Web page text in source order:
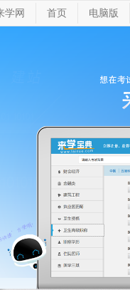
学网 首页 电脑版